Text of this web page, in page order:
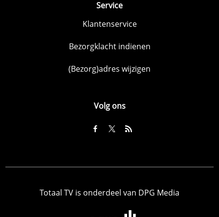
Service
Klantenservice
Bezorgklacht indienen
(Bezorg)adres wijzigen
Volg ons
Totaal TV is onderdeel van DPG Media